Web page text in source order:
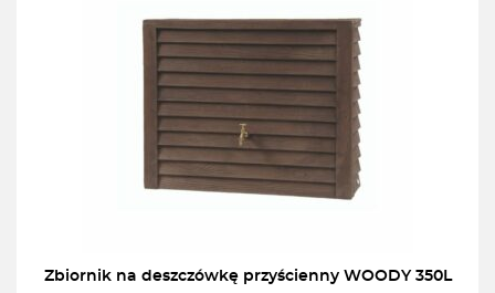
Zbiornik na deszczówkę przyścienny WOODY 350L